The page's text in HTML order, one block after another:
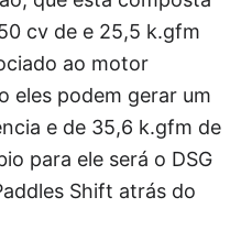
cv de e 25,5 k.gfm
ao motor
eles podem gerar um
e de 35,6 k.gfm de
para ele será o DSG
Shift atrás do